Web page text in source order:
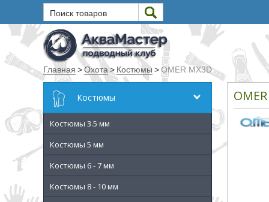
Поиск товаров
Текст
Искать
Любое из слов
Все слова
Точное совпадение
Категории
Главная >Охота > Костюмы >OMER MX3D
Костюмы
Костюмы 3.5 мм
Костюмы 5 мм
Костюмы 6 - 7 мм
Костюмы 8 - 10 мм